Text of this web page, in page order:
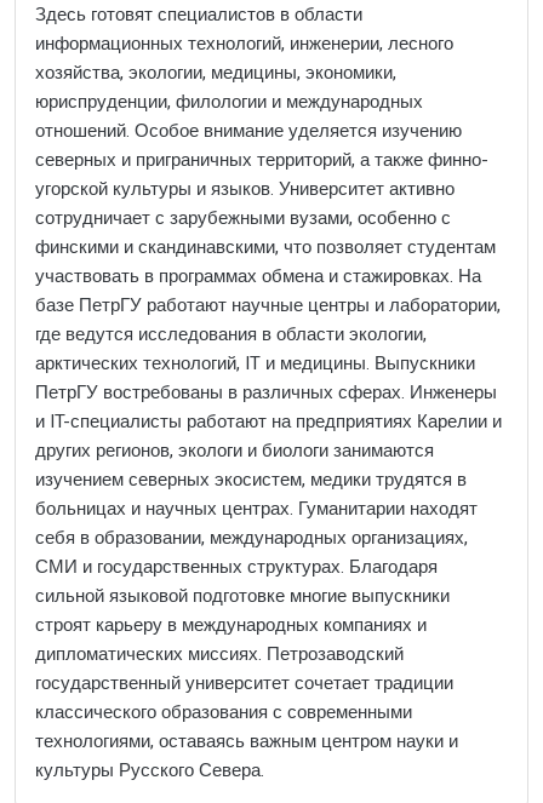
Здесь готовят специалистов в области
информационных технологий, инженерии, лесного
хозяйства, экологии, медицины, экономики,
юриспруденции, филологии и международных
отношений. Особое внимание уделяется изучению
северных и приграничных территорий, а также финно-
угорской культуры и языков. Университет активно
сотрудничает с зарубежными вузами, особенно с
финскими и скандинавскими, что позволяет студентам
участвовать в программах обмена и стажировках. На
базе ПетрГУ работают научные центры и лаборатории,
где ведутся исследования в области экологии,
арктических технологий, IT и медицины. Выпускники
ПетрГУ востребованы в различных сферах. Инженеры
и IT-специалисты работают на предприятиях Карелии и
других регионов, экологи и биологи занимаются
изучением северных экосистем, медики трудятся в
больницах и научных центрах. Гуманитарии находят
себя в образовании, международных организациях,
СМИ и государственных структурах. Благодаря
сильной языковой подготовке многие выпускники
строят карьеру в международных компаниях и
дипломатических миссиях. Петрозаводский
государственный университет сочетает традиции
классического образования с современными
технологиями, оставаясь важным центром науки и
культуры Русского Севера.